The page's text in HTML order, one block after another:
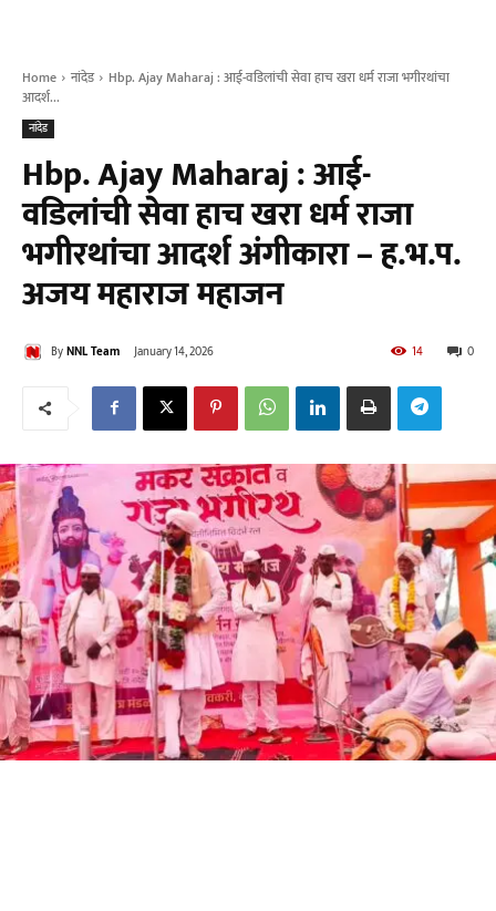
Home नांदेड
Hbp. Ajay Maharaj : आई-वडिलांची सेवा हाच खरा धर्म राजा भगीरथांचा
आदर्श...
नांदेड
Hbp. Ajay Maharaj : आई-
वडिलांची सेवा हाच खरा धर्म राजा
भगीरथांचा आदर्श अंगीकारा – ह.भ.प.
अजय महाराज महाजन
ByNNL Team January 14, 2026 0
14